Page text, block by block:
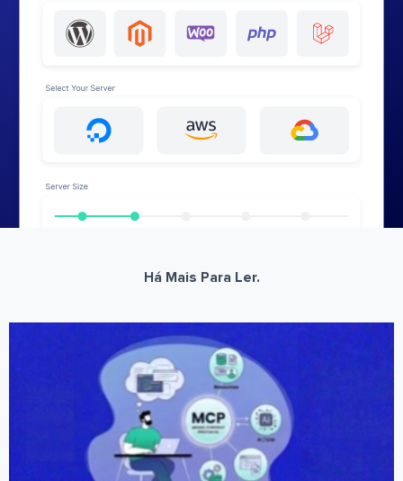
Há Mais Para Ler.